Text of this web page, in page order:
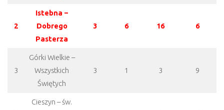
2
Istebna –
Dobrego
Pasterza
3 6 16 6
3
Górki Wielkie –
Wszystkich
Świętych
3 1 3 9
Cieszyn – św.